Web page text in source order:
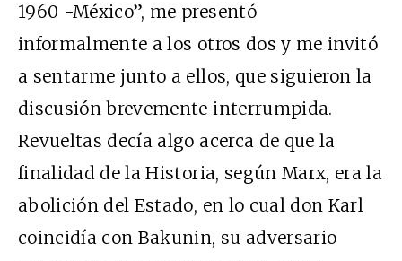
1960 -México”, me presentó
informalmente a los otros dos y me invitó
a sentarme junto a ellos, que siguieron la
discusión brevemente interrumpida.
Revueltas decía algo acerca de que la
finalidad de la Historia, según Marx, era la
abolición del Estado, en lo cual don Karl
coincidía con Bakunin, su adversario